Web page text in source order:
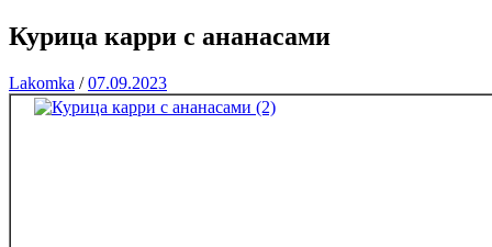
Курица карри с ананасами
Lakomka /07.09.2023